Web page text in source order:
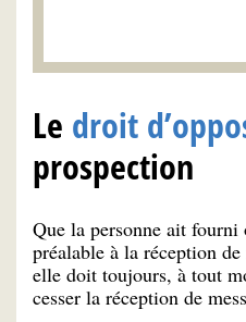
Le droit
prospection
Que la personne ait fourni
préalable à la réception
elle doit toujours, à tout
cesser la réception de